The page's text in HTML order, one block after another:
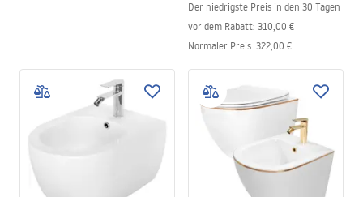
Der niedrigste Preis in den 30 Tagen
vor dem Rabatt: 310,00 €
Normaler Preis: 322,00 €